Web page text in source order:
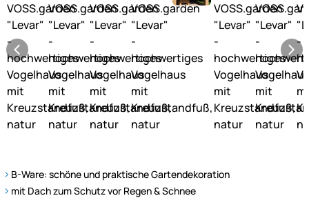
B-Ware: schöne und praktische Gartendekoration
mit Dach zum Schutz vor Regen & Schnee